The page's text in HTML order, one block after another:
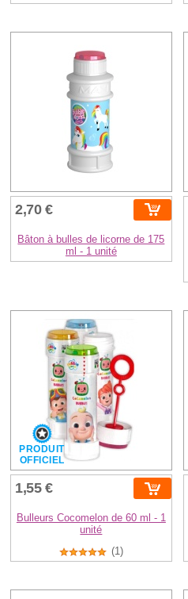
2,70 €
Bâton à bulles de licorne de 175
ml - 1 unité
PRODUIT
OFFICIEL
1,55 €
Bulleurs Cocomelon de 60 ml - 1
unité
(1)